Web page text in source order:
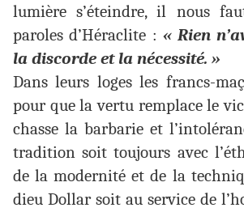
lumière s’éteindre, il nous
paroles d’Héraclite : « Rien
la discorde et la nécessité. »
Dans leurs loges les francs-
pour que la vertu remplace le
chasse la barbarie et
tradition soit toujours avec
de la modernité et de la
dieu Dollar soit au service de